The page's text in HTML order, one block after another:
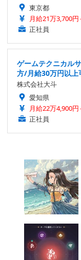
東京都
月給21万3,700
正社員
ゲームテクニカル
方/月給30万円以上
株式会社大斗
愛知県
月給22万4,900
正社員